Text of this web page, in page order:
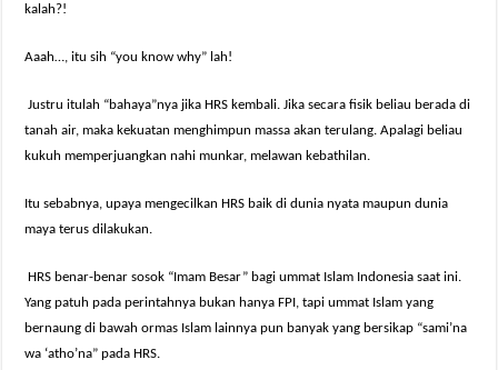
kalah?!
Aaah…, itu sih “you know why” lah!
Justru itulah “bahaya”nya jika HRS kembali. Jika secara fisik beliau berada di
tanah air, maka kekuatan menghimpun massa akan terulang. Apalagi beliau
kukuh memperjuangkan nahi munkar, melawan kebathilan.
Itu sebabnya, upaya mengecilkan HRS baik di dunia nyata maupun dunia
maya terus dilakukan.
HRS benar-benar sosok “Imam Besar” bagi ummat Islam Indonesia saat ini.
Yang patuh pada perintahnya bukan hanya FPI, tapi ummat Islam yang
bernaung di bawah ormas Islam lainnya pun banyak yang bersikap “sami’na
wa ‘atho’na” pada HRS.